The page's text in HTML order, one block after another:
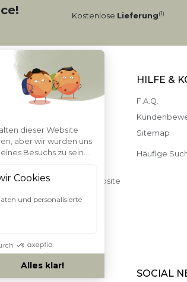
Kostenlose Lieferung(1)
für die Nutzung der Website
Rechte
HILFE &
F.A.Q.
Sitemap
Häufige
SOCIAL